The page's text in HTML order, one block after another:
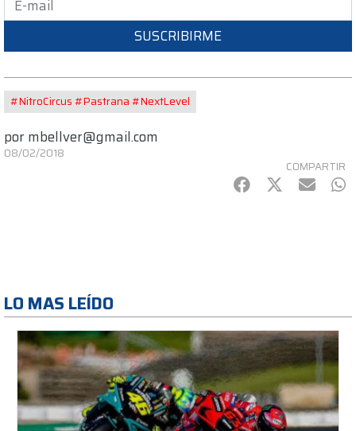
SUSCRIBIRME
#NitroCircus #Pastrana #NextLevel
por mbellver@gmail.com
08/02/2018
COMPARTIR
Facebook
Twitter
mail
LO MAS LEÍDO